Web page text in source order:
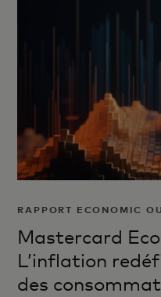
RAPPORT ECONOMIC
Mastercard
L’inflation
des